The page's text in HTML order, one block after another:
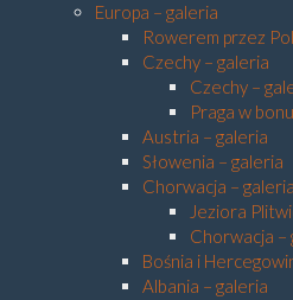
Europa – galeria
Rowerem przez
Czechy – galeria
Czechy –
Praga w
Austria – galeria
Słowenia – galeria
Chorwacja – galeria
Jeziora
Chorwacja –
Bośnia i
Albania – galeria